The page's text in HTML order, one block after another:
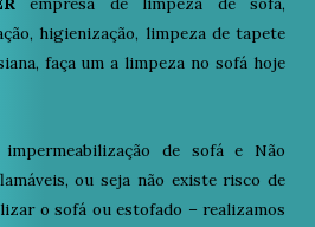
higienização, limpeza de tapete
faça um a limpeza no sofá hoje
de sofá e Não
ou seja não existe risco de
o sofá ou estofado – realizamos